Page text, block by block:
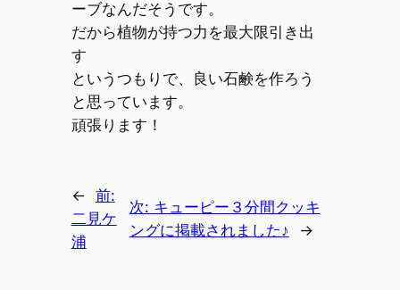
ーブなんだそうです。
だから植物が持つ力を最大限引き出
す
というつもりで、良い石鹸を作ろう
と思っています。
頑張ります！
← 前:
二見ケ
浦
次: キューピー３分間クッキ
ングに掲載されました♪
→